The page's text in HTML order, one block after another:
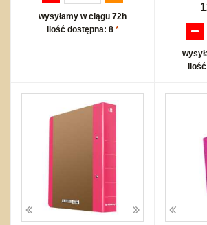
wysyłamy w ciągu 72h
ilość dostępna: 8 *